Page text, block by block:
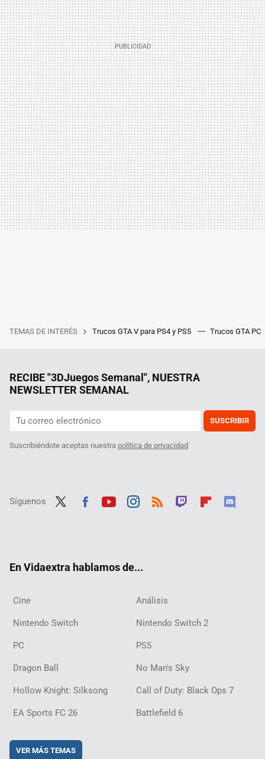
TEMAS DE INTERÉS Trucos GTA V para PS4 y PS5 Trucos GTA PC
RECIBE "3DJuegos Semanal", NUESTRA
NEWSLETTER SEMANAL
SUSCRIBIR
Suscribiéndote aceptas nuestra política de privacidad
Síguenos
En Vidaextra hablamos de...
Cine Análisis
Nintendo Switch Nintendo Switch 2
PC PS5
Dragon Ball No Man's Sky
Hollow Knight: Silksong Call of Duty: Black Ops 7
EA Sports FC 26 Battlefield 6
VER MÁS TEMAS